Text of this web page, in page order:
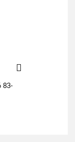
83-